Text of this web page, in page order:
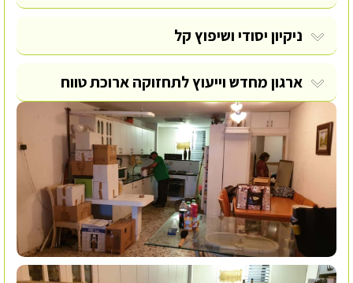
ניקיון יסודי ושיפוץ קל
ארגון מחדש וייעוץ לתחזוקה ארוכת טווח